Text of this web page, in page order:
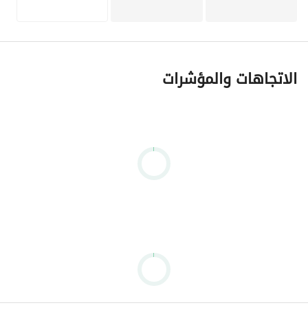
الاتجاهات والمؤشرات